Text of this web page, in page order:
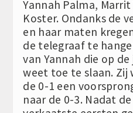
Yannah Palma,
Koster. Ondanks de
en haar maten
de telegraaf te
van Yannah die op
weet toe te slaan. Zij
de 0-1 een
naar de 0-3. Nadat